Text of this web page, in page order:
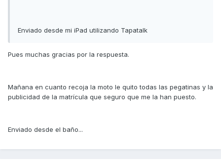
Enviado desde mi iPad utilizando Tapatalk
Pues muchas gracias por la respuesta.
Mañana en cuanto recoja la moto le quito todas las pegatinas y la
publicidad de la matrícula que seguro que me la han puesto.
Enviado desde el baño...